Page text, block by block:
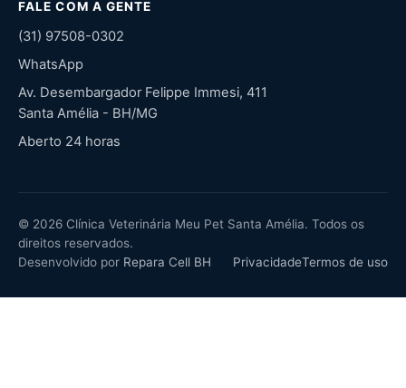
FALE COM A GENTE
(31) 97508-0302
WhatsApp
Av. Desembargador Felippe Immesi, 411
Santa Amélia - BH/MG
Aberto 24 horas
© 2026 Clínica Veterinária Meu Pet Santa Amélia. Todos os
direitos reservados.
Desenvolvido por Repara Cell BH PrivacidadeTermos de uso